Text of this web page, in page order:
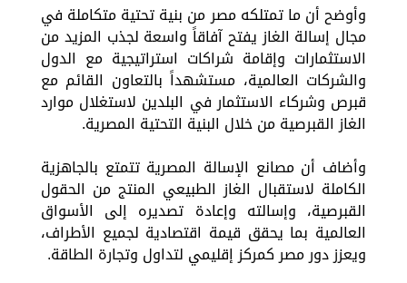
وأوضح أن ما تمتلكه مصر من بنية تحتية متكاملة في
مجال إسالة الغاز يفتح آفاقاً واسعة لجذب المزيد من
الاستثمارات وإقامة شراكات استراتيجية مع الدول
والشركات العالمية، مستشهداً بالتعاون القائم مع
قبرص وشركاء الاستثمار في البلدين لاستغلال موارد
الغاز القبرصية من خلال البنية التحتية المصرية.
وأضاف أن مصانع الإسالة المصرية تتمتع بالجاهزية
الكاملة لاستقبال الغاز الطبيعي المنتج من الحقول
القبرصية، وإسالته وإعادة تصديره إلى الأسواق
العالمية بما يحقق قيمة اقتصادية لجميع الأطراف،
ويعزز دور مصر كمركز إقليمي لتداول وتجارة الطاقة.